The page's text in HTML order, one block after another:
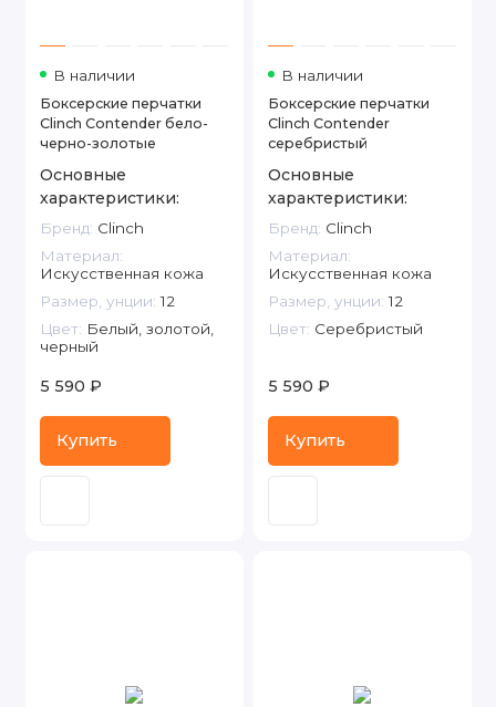
В наличии
Боксерские перчатки
Clinch Contender бело-
черно-золотые
Основные
характеристики:
Бренд: Clinch
Материал:
Искусственная кожа
Размер, унции: 12
Цвет: Белый, золотой,
черный
5 590 ₽
Купить
В наличии
Боксерские перчатки
Clinch Contender
серебристый
Основные
характеристики:
Бренд: Clinch
Материал:
Искусственная кожа
Размер, унции: 12
Цвет: Серебристый
5 590 ₽
Купить